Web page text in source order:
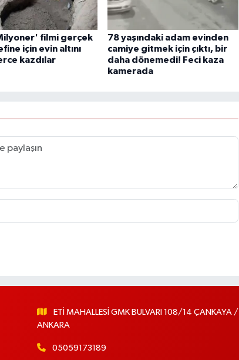
filmi gerçek
için evin altını
kazdılar
78 yaşındaki adam evinden
camiye gitmek için çıktı, bir
daha dönemedi! Feci kaza
kamerada
ETİ MAHALLESİ GMK BULVARI 108/14 ÇANKAYA /
ANKARA
05059173189